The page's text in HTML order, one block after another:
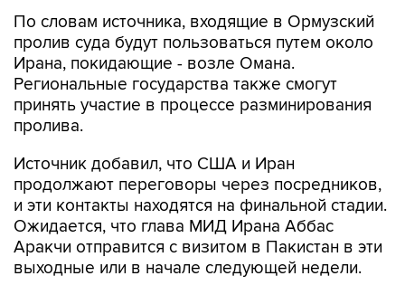
По словам источника, входящие в Ормузский
пролив суда будут пользоваться путем около
Ирана, покидающие - возле Омана.
Региональные государства также смогут
принять участие в процессе разминирования
пролива.
Источник добавил, что США и Иран
продолжают переговоры через посредников,
и эти контакты находятся на финальной стадии.
Ожидается, что глава МИД Ирана Аббас
Аракчи отправится с визитом в Пакистан в эти
выходные или в начале следующей недели.